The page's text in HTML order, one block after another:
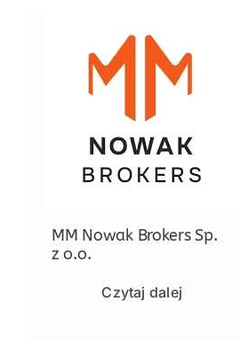
MM Nowak Brokers Sp.
z o.o.
Czytaj dalej